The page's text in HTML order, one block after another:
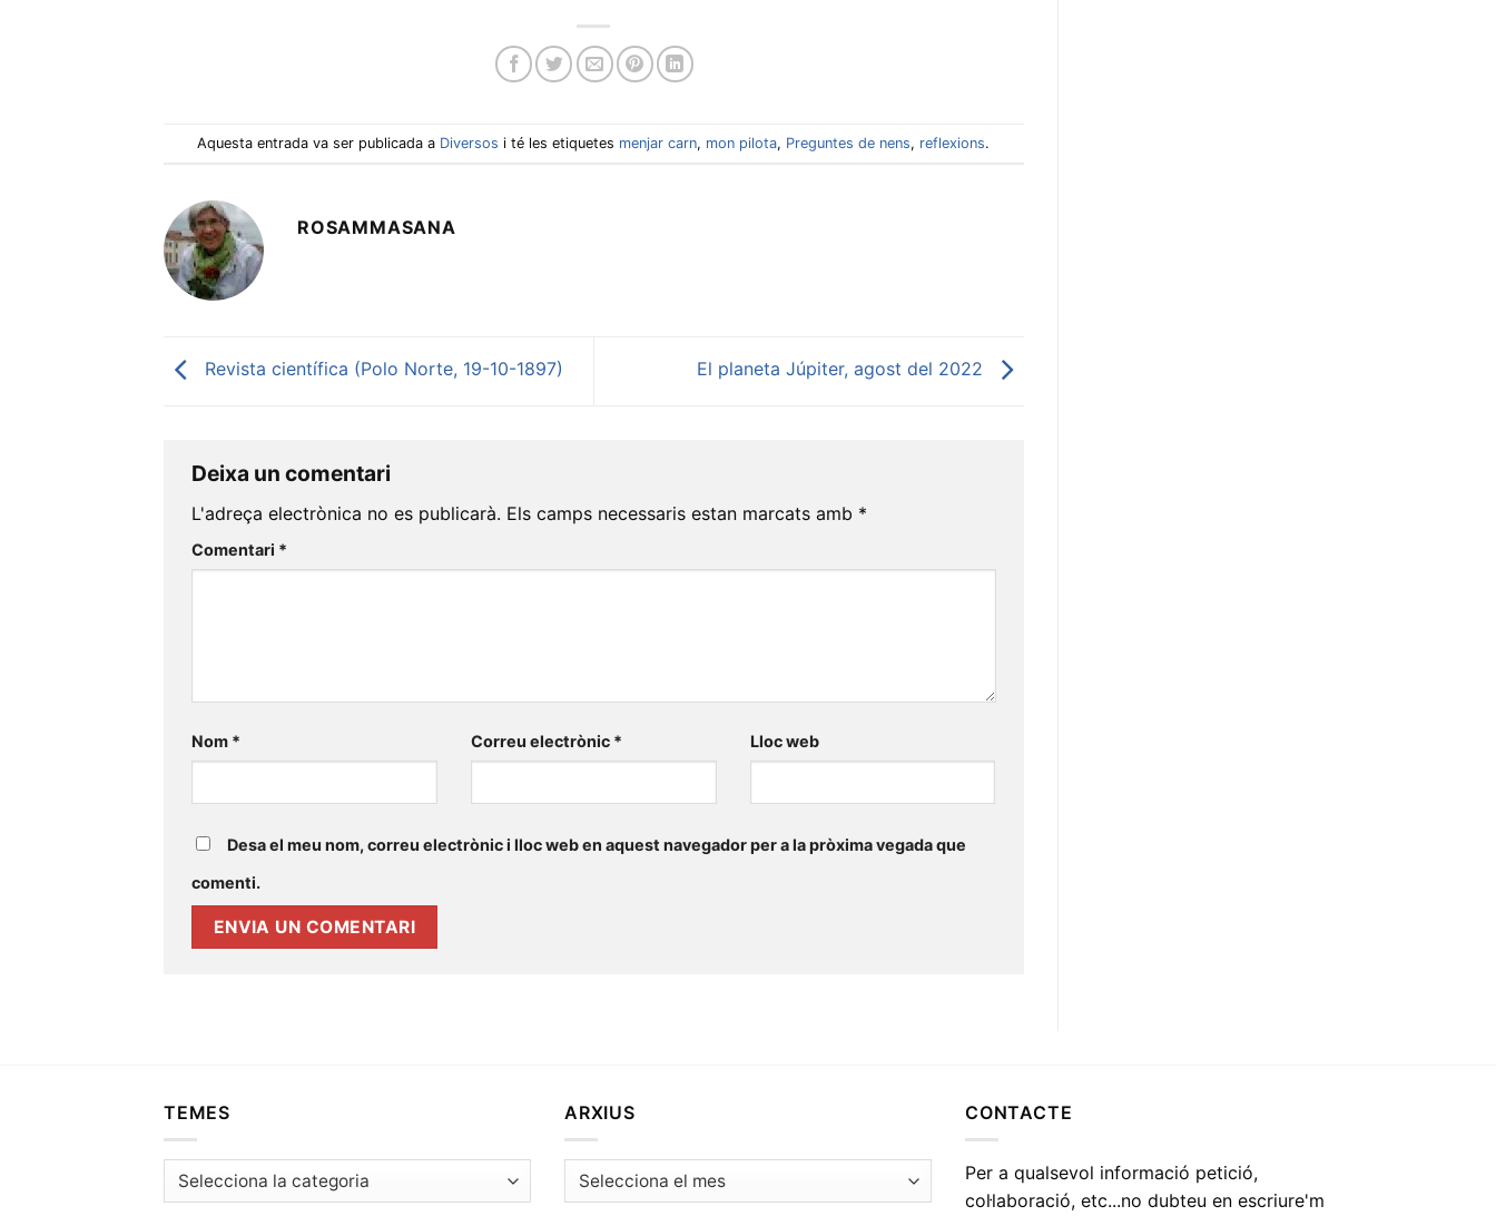
Aquesta entrada va ser publicada a Diversos i té les etiquetes menjar carn, mon pilota, Preguntes de nens, reflexions.
ROSAMMASANA
Revista científica (Polo Norte, 19-10-1897) El planeta Júpiter, agost del 2022
Deixa un comentari
L'adreça electrònica no es publicarà. Els camps necessaris estan marcats amb *
Comentari *
Nom * Correu electrònic * Lloc web
Desa el meu nom, correu electrònic i lloc web en aquest navegador per a la pròxima vegada que
comenti.
TEMES
Temes
ARXIUS
Arxius
CONTACTE
Per a qualsevol informació petició,
col·laboració, etc...no dubteu en escriure'm